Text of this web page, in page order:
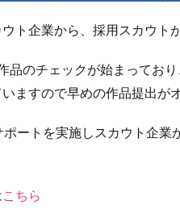
ト企業から、採用スカウト
品のチェックが始まってお
ますので早めの作品提出が
ートを実施しスカウト企業
こちら